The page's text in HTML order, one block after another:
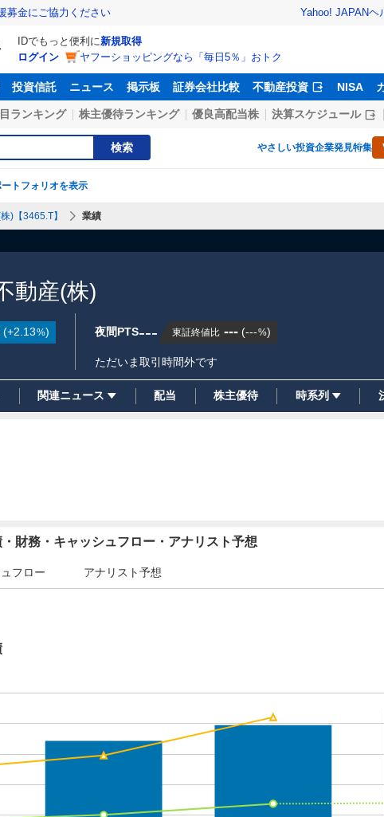
募金にご協力ください Yahoo! JAPANヘ
IDでもっと便利に新規取得
ログイン
ヤフーショッピングなら「毎日5％」おトク
投資信託 ニュース 掲示板 証券会社比較 不動産投資 NISA
ランキング 株主優待ランキング 優良高配当株 決算スケジュール
検索 やさしい投資企業発見特集
トフォリオを表示
)【3465.T】 業績
動産(株)
(+2.13%) 夜間PTS--- 東証終値比 --- (---%)
ただいま取引時間外です
関連ニュース 配当 株主優待 時系列
財務・キャッシュフロー・アナリスト予想
フロー アナリスト予想